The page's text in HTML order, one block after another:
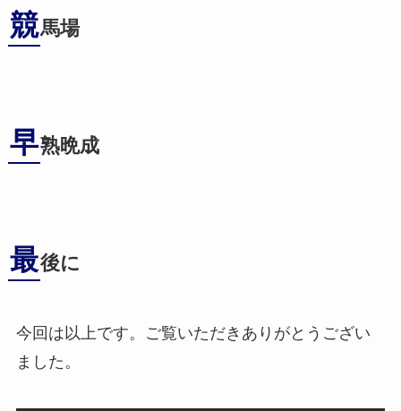
競馬場
早熟晩成
最後に
今回は以上です。ご覧いただきありがとうござい
ました。